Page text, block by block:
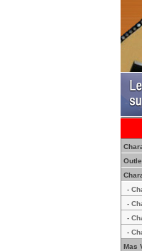
-
-
-
-
Mas